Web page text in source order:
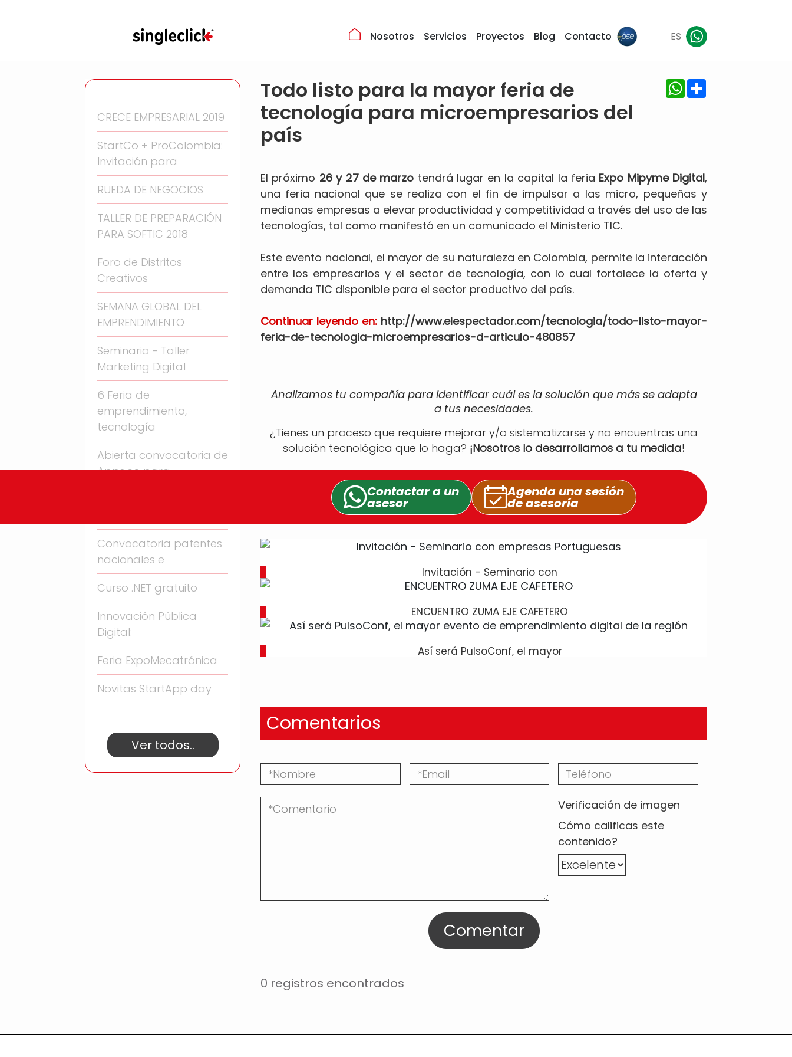
Nosotros Servicios Proyectos Blog Contacto ES
CRECE EMPRESARIAL 2019
StartCo + ProColombia:
Invitación para
RUEDA DE NEGOCIOS
TALLER DE PREPARACIÓN
PARA SOFTIC 2018
Foro de Distritos
Creativos
SEMANA GLOBAL DEL
EMPRENDIMIENTO
Seminario - Taller
Marketing Digital
6 Feria de
emprendimiento,
tecnología
Abierta convocatoria de
Apps.co para
Convocatoria patentes
nacionales e
Curso .NET gratuito
Innovación Pública
Digital:
Feria ExpoMecatrónica
Novitas StartApp day
Ver todos..
Todo listo para la mayor feria de
tecnología para microempresarios del
país
WhatsApp
El próximo 26 y 27 de marzo tendrá lugar en la capital la feria Expo Mipyme Digital,
una feria nacional que se realiza con el fin de impulsar a las micro, pequeñas y
medianas empresas a elevar productividad y competitividad a través del uso de las
tecnologías, tal como manifestó en un comunicado el Ministerio TIC.
Este evento nacional, el mayor de su naturaleza en Colombia, permite la interacción
entre los empresarios y el sector de tecnología, con lo cual fortalece la oferta y
demanda TIC disponible para el sector productivo del país.
Continuar leyendo en: http://www.elespectador.com/tecnologia/todo-listo-mayor-
feria-de-tecnologia-microempresarios-d-articulo-480857
Analizamos tu compañía para identificar cuál es la solución que más se adapta
a tus necesidades.
¿Tienes un proceso que requiere mejorar y/o sistematizarse y no encuentras una
solución tecnológica que lo haga? ¡Nosotros lo desarrollamos a tu medida!
Contactar a un
asesor
Agenda una sesión
de asesoría
Invitación - Seminario con
ENCUENTRO ZUMA EJE CAFETERO
Así será PulsoConf, el mayor
Comentarios
Verificación de imagen
Cómo calificas este
contenido?
Comentar
0 registros encontrados